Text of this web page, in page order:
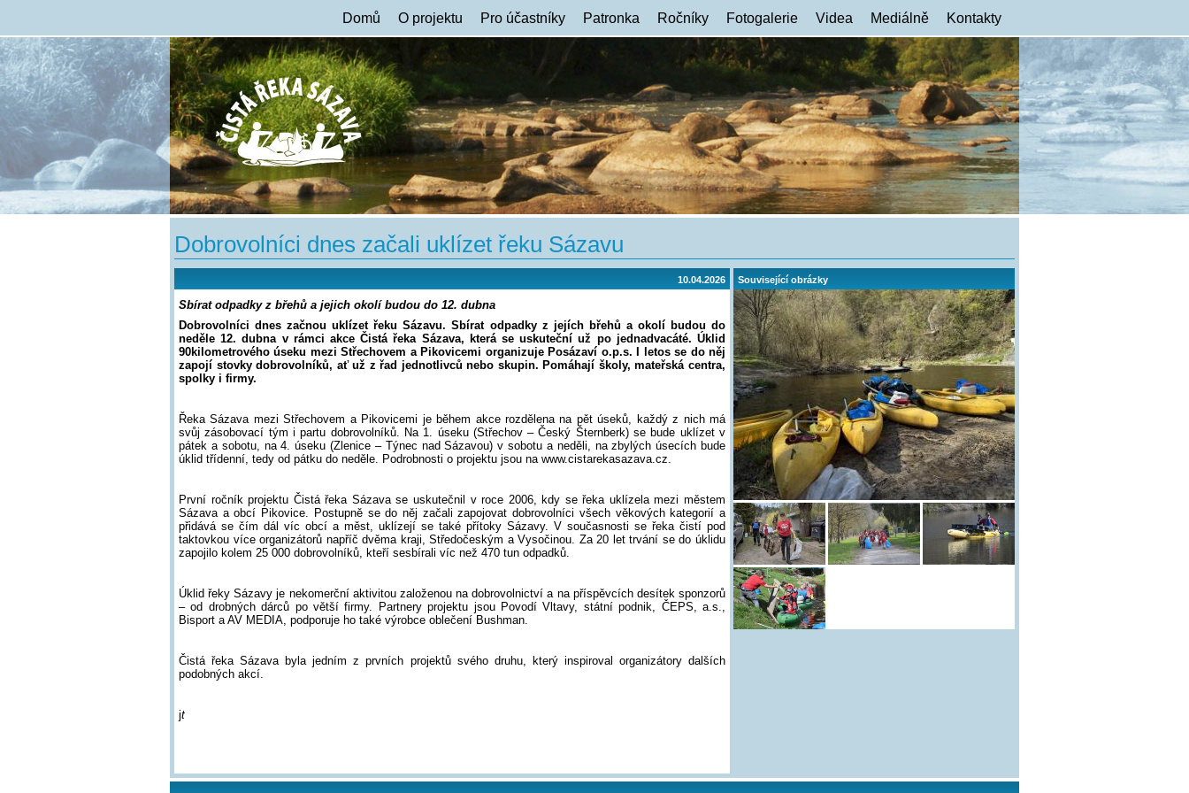
Domů O projektu Pro účastníky Patronka Ročníky Fotogalerie Videa Mediálně Kontakty
Dobrovolníci dnes začali uklízet řeku Sázavu
10.04.2026
Sbírat odpadky z břehů a jejich okolí budou do 12. dubna
Dobrovolníci dnes začnou uklízet řeku Sázavu. Sbírat odpadky z jejích břehů a okolí budou do
neděle 12. dubna v rámci akce Čistá řeka Sázava, která se uskuteční už po jednadvacáté. Úklid
90kilometrového úseku mezi Střechovem a Pikovicemi organizuje Posázaví o.p.s. I letos se do něj
zapojí stovky dobrovolníků, ať už z řad jednotlivců nebo skupin. Pomáhají školy, mateřská centra,
spolky i firmy.
Řeka Sázava mezi Střechovem a Pikovicemi je během akce rozdělena na pět úseků, každý z nich má
svůj zásobovací tým i partu dobrovolníků. Na 1. úseku (Střechov – Český Šternberk) se bude uklízet v
pátek a sobotu, na 4. úseku (Zlenice – Týnec nad Sázavou) v sobotu a neděli, na zbylých úsecích bude
úklid třídenní, tedy od pátku do neděle. Podrobnosti o projektu jsou na www.cistarekasazava.cz.
První ročník projektu Čistá řeka Sázava se uskutečnil v roce 2006, kdy se řeka uklízela mezi městem
Sázava a obcí Pikovice. Postupně se do něj začali zapojovat dobrovolníci všech věkových kategorií a
přidává se čím dál víc obcí a měst, uklízejí se také přítoky Sázavy. V současnosti se řeka čistí pod
taktovkou více organizátorů napříč dvěma kraji, Středočeským a Vysočinou. Za 20 let trvání se do úklidu
zapojilo kolem 25 000 dobrovolníků, kteří sesbírali víc než 470 tun odpadků.
Úklid řeky Sázavy je nekomerční aktivitou založenou na dobrovolnictví a na příspěvcích desítek sponzorů
– od drobných dárců po větší firmy. Partnery projektu jsou Povodí Vltavy, státní podnik, ČEPS, a.s.,
Bisport a AV MEDIA, podporuje ho také výrobce oblečení Bushman.
Čistá řeka Sázava byla jedním z prvních projektů svého druhu, který inspiroval organizátory dalších
podobných akcí.
jt
Související obrázky